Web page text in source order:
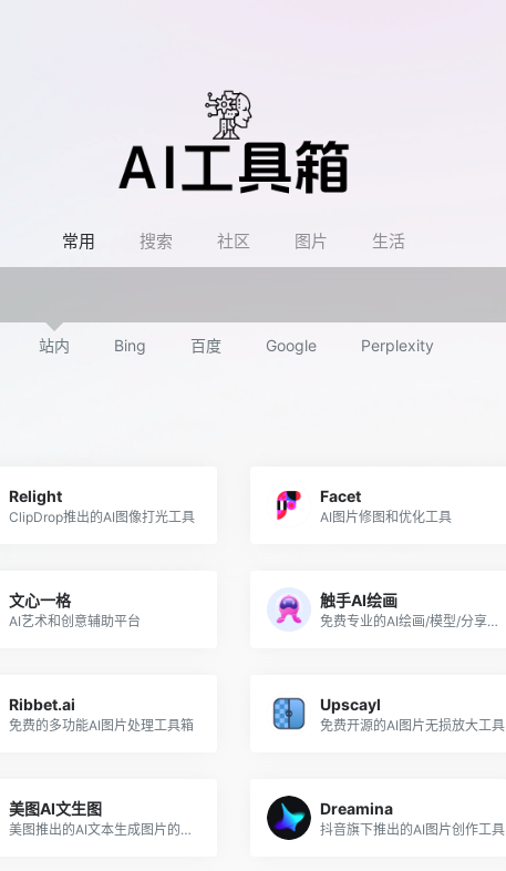
常用 搜索 社区 图片 生活
站内 Bing 百度 Google Perplexity
Relight
ClipDrop推出的AI图像打光工具
Facet
AI图片修图和优化工具
文心一格
AI艺术和创意辅助平台
触手AI绘画
免费专业的AI绘画/模型/分享平台
Ribbet.ai
免费的多功能AI图片处理工具箱
Upscayl
免费开源的AI图片无损放大工具
美图AI文生图
美图推出的AI文本生成图片的工具
Dreamina
抖音旗下推出的AI图片创作工具